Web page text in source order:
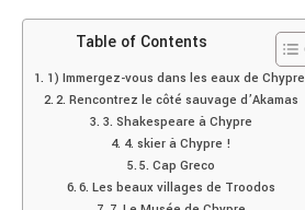
Table of Contents
1) Immergez-vous dans les eaux de
2. Rencontrez le côté sauvage d’Akamas
3. Shakespeare à Chypre
4. skier à Chypre !
5. Cap Greco
6. Les beaux villages de Troodos